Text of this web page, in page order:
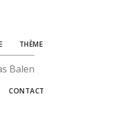
THÈME
CONTACT
Balen